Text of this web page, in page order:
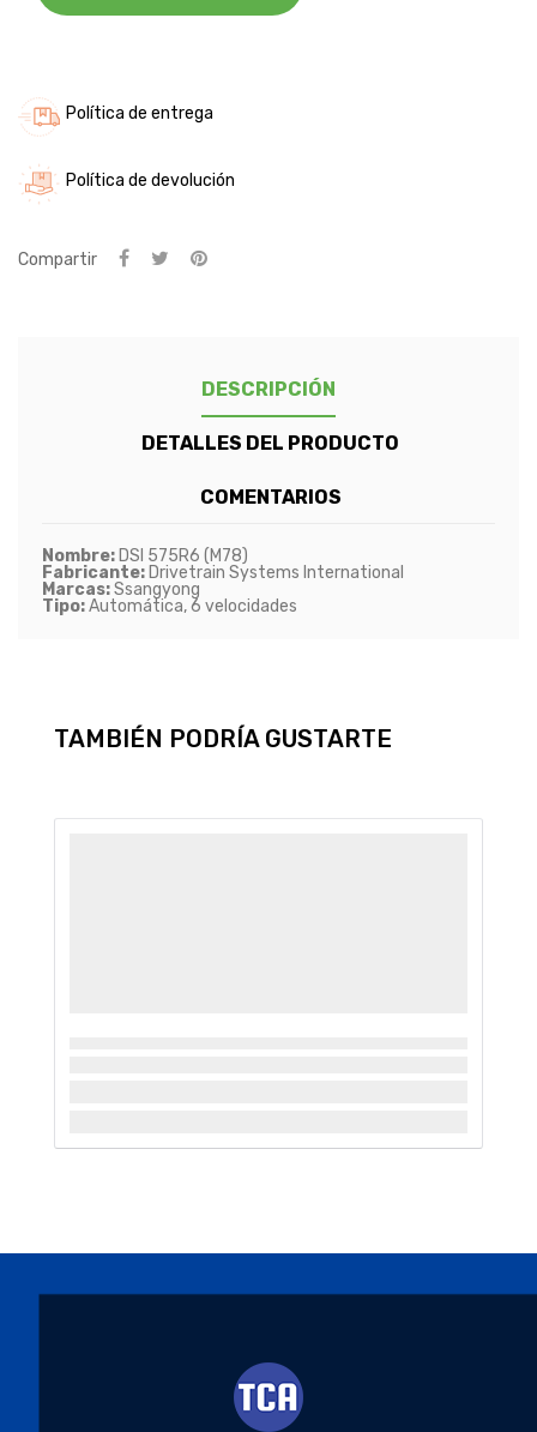
Política de entrega
Política de devolución
Compartir
DESCRIPCIÓN
DETALLES DEL PRODUCTO
COMENTARIOS
Nombre: DSI 575R6 (M78)
Fabricante: Drivetrain Systems International
Marcas:Ssangyong
Tipo:Automática,6 velocidades
TAMBIÉN PODRÍA GUSTARTE